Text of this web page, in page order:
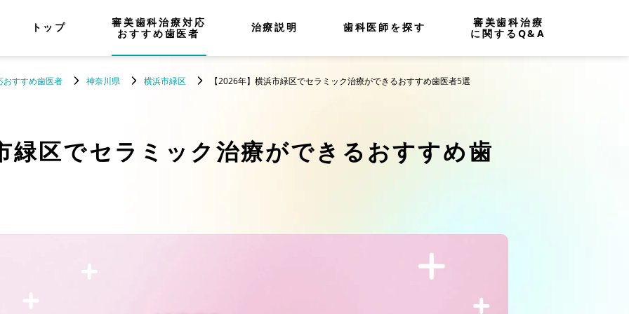
トップ
審美歯科治療対応
おすすめ歯医者
治療説明 歯科医師を探す
審美歯科治療
に関するQ&A
おすすめ歯医者 神奈川県 横浜市緑区 【2026年】横浜市緑区でセラミック治療ができるおすすめ歯医者5選
緑区でセラミック治療ができるおすすめ歯